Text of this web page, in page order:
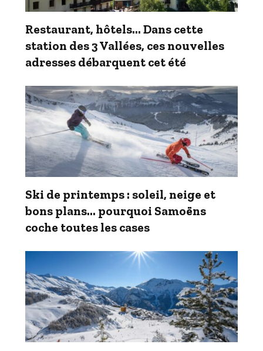
Restaurant, hôtels… Dans cette
station des 3 Vallées, ces nouvelles
adresses débarquent cet été
Ski de printemps : soleil, neige et
bons plans… pourquoi Samoëns
coche toutes les cases